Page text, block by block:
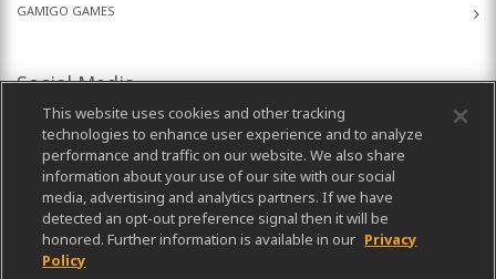
GAMIGO GAMES
Social Media
This website uses cookies and other tracking
technologies to enhance user experience and to analyze
performance and traffic on our website. We also share
information about your use of our site with our social
media, advertising and analytics partners. If we have
detected an opt-out preference signal then it will be
honored. Further information is available in our Privacy
Policy